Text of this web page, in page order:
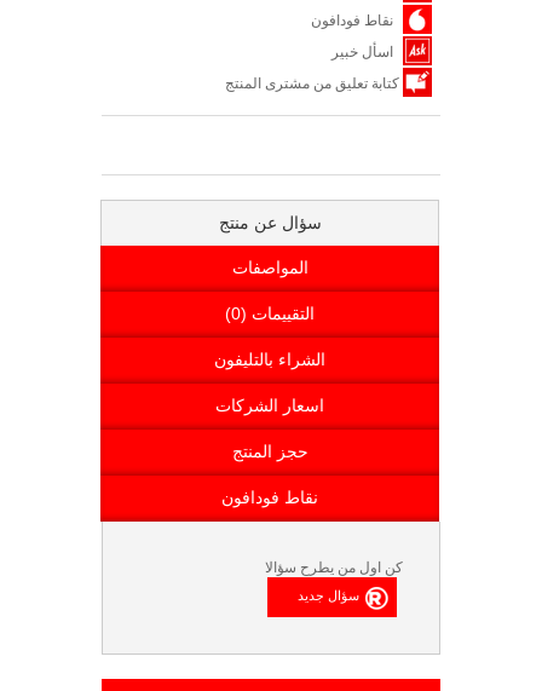
نقاط فودافون
اسأل خبير
كتابة تعليق من مشترى المنتج
سؤال عن منتج
المواصفات
التقييمات (0)
الشراء بالتليفون
اسعار الشركات
حجز المنتج
نقاط فودافون
كن اول من يطرح سؤالا